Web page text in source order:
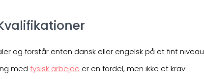
og forstår enten dansk eller engelsk på et fint niveau
med fysisk arbejde er en fordel, men ikke et krav